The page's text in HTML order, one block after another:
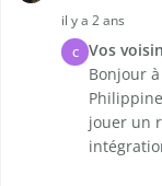
il y a 2 ans
C Vos
Bonjour
jouer un